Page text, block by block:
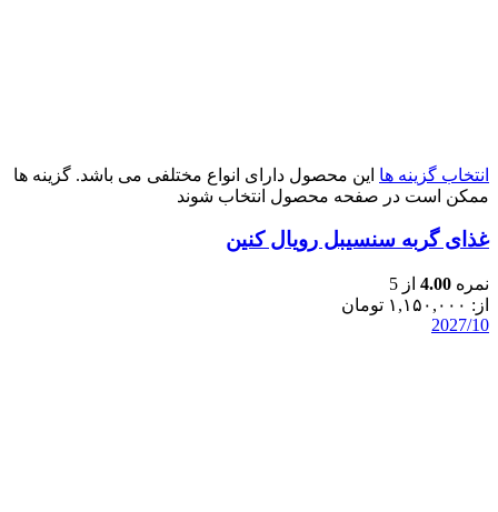
انتخاب گزینه ها این محصول دارای انواع مختلفی می باشد. گزینه ها
ممکن است در صفحه محصول انتخاب شوند
غذای گربه سنسیبل رویال کنین
نمره 4.00 از 5
از: ۱,۱۵۰,۰۰۰ تومان
2027/10